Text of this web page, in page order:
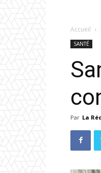
Accueil
SANTÉ
Par La